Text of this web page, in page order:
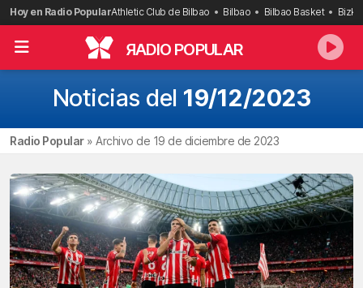
Saltar
al
contenido
Hoy en Radio PopularAthletic Club de Bilbao Bilbao Bilbao Basket
RADIO POPULAR
Noticias del 19/12/2023
Radio Popular» Archivo de 19 de diciembre de 2023